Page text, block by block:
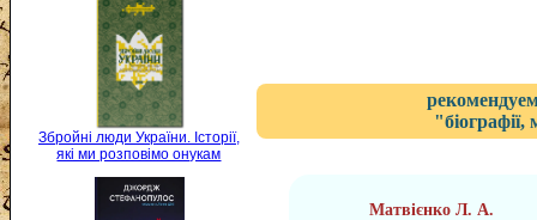
Збройні люди України. Історії,
які ми розповімо онукам
Матвієнко Л. А.